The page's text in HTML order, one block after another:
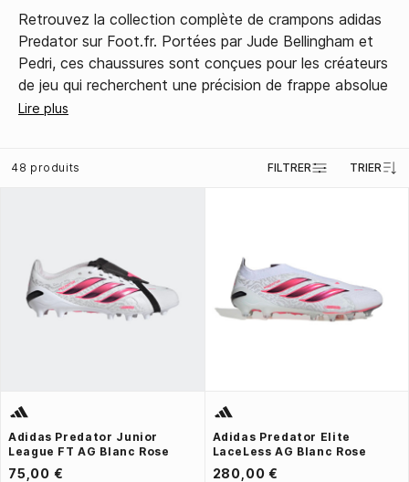
Retrouvez la collection complète de crampons adidas
Predator sur Foot.fr. Portées par Jude Bellingham et
Pedri, ces chaussures sont conçues pour les créateurs
de jeu qui recherchent une précision de frappe absolue
et un contrôle parfait. Disponibles en version Elite
votre paire dès maintenant !
Lire plus
48 produits FILTRER TRIER
Adidas Predator Junior
League FT AG Blanc Rose
75,00 €
Adidas Predator Elite
LaceLess AG Blanc Rose
280,00 €